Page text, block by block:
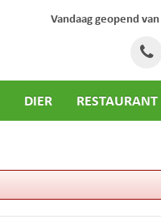
Vandaag geopend van
DIER RESTAURANT